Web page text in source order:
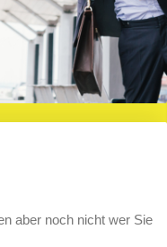
aber noch nicht wer Sie